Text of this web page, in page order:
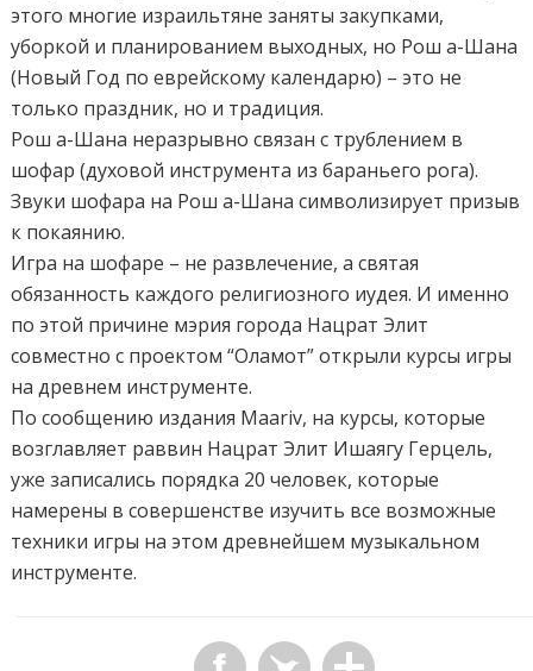
этого многие израильтяне заняты закупками,
уборкой и планированием выходных, но Рош а-Шана
(Новый Год по еврейскому календарю) – это не
только праздник, но и традиция.
Рош а-Шана неразрывно связан с трублением в
шофар (духовой инструмента из бараньего рога).
Звуки шофара на Рош а-Шана символизирует призыв
к покаянию.
Игра на шофаре – не развлечение, а святая
обязанность каждого религиозного иудея. И именно
по этой причине мэрия города Нацрат Элит
совместно с проектом “Оламот” открыли курсы игры
на древнем инструменте.
По сообщению издания Maariv, на курсы, которые
возглавляет раввин Нацрат Элит Ишаягу Герцель,
уже записались порядка 20 человек, которые
намерены в совершенстве изучить все возможные
техники игры на этом древнейшем музыкальном
инструменте.